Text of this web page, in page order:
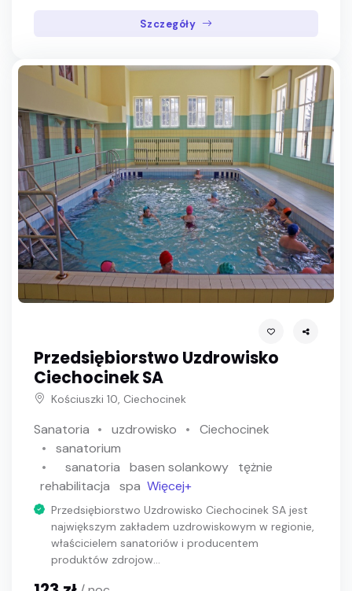
Szczegóły
Przedsiębiorstwo Uzdrowisko
Ciechocinek SA
Kościuszki 10, Ciechocinek
Sanatoria uzdrowisko
Ciechocinek
sanatorium
sanatoria
basen solankowy
tężnie
rehabilitacja
spa Więcej+
Przedsiębiorstwo Uzdrowisko Ciechocinek SA jest
największym zakładem uzdrowiskowym w regionie,
właścicielem sanatoriów i producentem
produktów zdrojow...